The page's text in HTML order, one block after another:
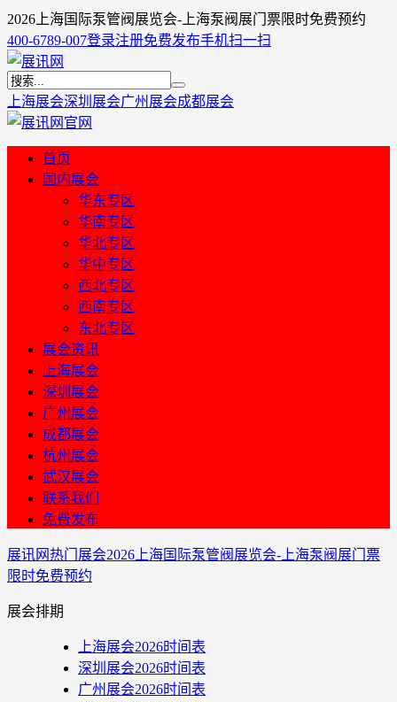
2026上海国际泵管阀展览会-上海泵阀展门票限时免费预约
400-6789-007登录注册免费发布手机扫一扫
上海展会深圳展会广州展会成都展会
首页
国内展会
华东专区
华南专区
华北专区
华中专区
西北专区
西南专区
东北专区
展会资讯
上海展会
深圳展会
广州展会
成都展会
杭州展会
武汉展会
联系我们
免费发布
展讯网热门展会2026上海国际泵管阀展览会-上海泵阀展门票
限时免费预约
展会排期
上海展会2026时间表
深圳展会2026时间表
广州展会2026时间表